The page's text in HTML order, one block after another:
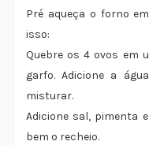
Pré aqueça o forno
isso:
Quebre os 4 ovos em
garfo. Adicione a
misturar.
Adicione sal, pimenta
bem o recheio.